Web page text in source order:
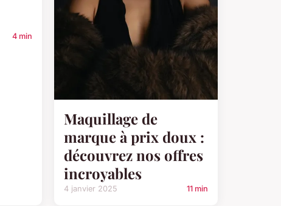
4 min
Maquillage de
marque à prix doux :
découvrez nos offres
incroyables
4 janvier 2025 11 min